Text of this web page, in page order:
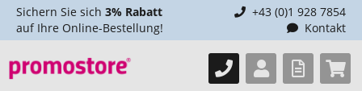
Sichern Sie sich 3% Rabatt
auf Ihre Online-Bestellung!
+43 (0)1 928 7854
Kontakt